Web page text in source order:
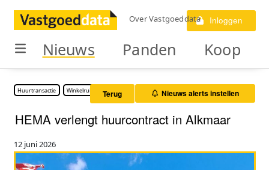
Over Vastgoeddata Inloggen
Nieuws Panden Koop
Huurtransactie Winkelruimte Terug Nieuws alerts instellen
HEMA verlengt huurcontract in Alkmaar
12 juni 2026